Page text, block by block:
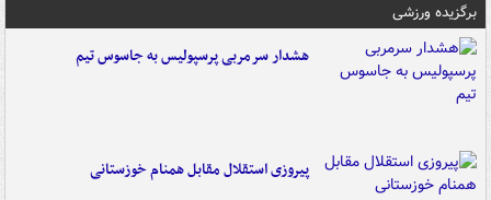
برگزیده ورزشی
هشدار سرمربی پرسپولیس به جاسوس تیم
پیروزی استقلال مقابل همنام خوزستانی